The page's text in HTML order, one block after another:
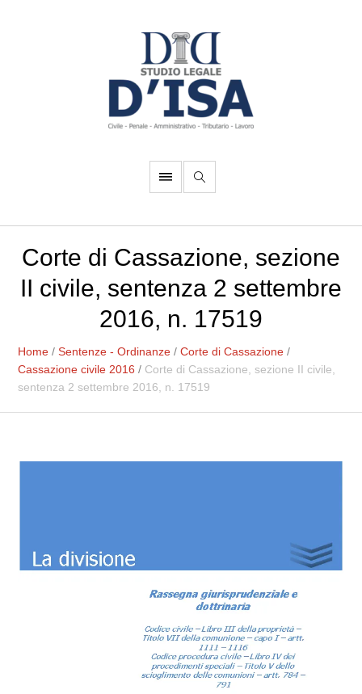
Corte di Cassazione, sezione
II civile, sentenza 2 settembre
2016, n. 17519
Home /Sentenze - Ordinanze /Corte di Cassazione /
Cassazione civile 2016 / Corte di Cassazione, sezione II civile,
sentenza 2 settembre 2016, n. 17519